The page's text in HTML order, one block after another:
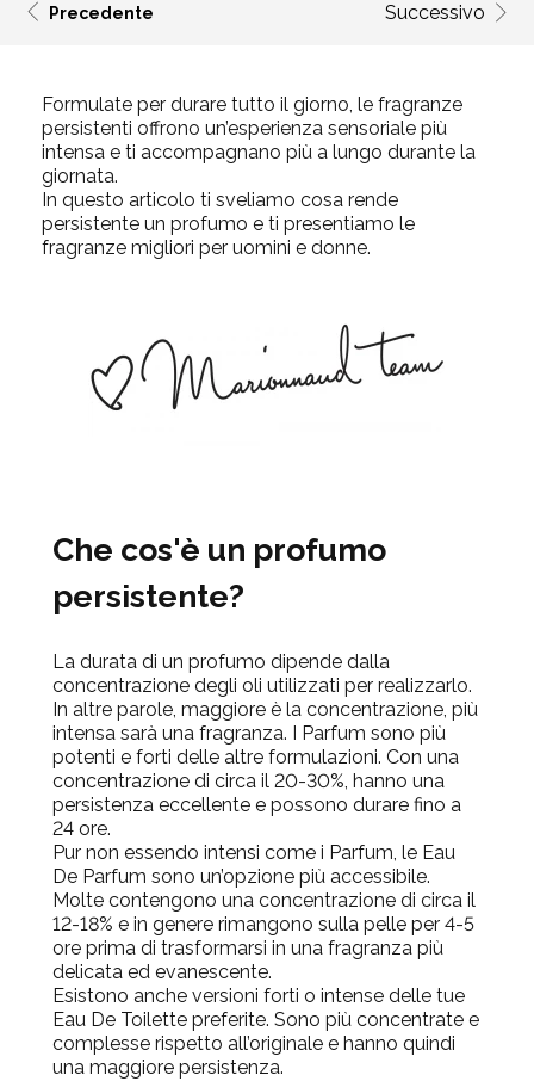
Precedente Successivo
Formulate per durare tutto il giorno, le fragranze
persistenti offrono un’esperienza sensoriale più
intensa e ti accompagnano più a lungo durante la
giornata.
In questo articolo ti sveliamo cosa rende
persistente un profumo e ti presentiamo le
fragranze migliori per uomini e donne.
Che cos'è un profumo
persistente?
La durata di un profumo dipende dalla
concentrazione degli oli utilizzati per realizzarlo.
In altre parole, maggiore è la concentrazione, più
intensa sarà una fragranza. I Parfum sono più
potenti e forti delle altre formulazioni. Con una
concentrazione di circa il 20-30%, hanno una
persistenza eccellente e possono durare fino a
24 ore.
Pur non essendo intensi come i Parfum, le Eau
De Parfum sono un’opzione più accessibile.
Molte contengono una concentrazione di circa il
12-18% e in genere rimangono sulla pelle per 4-5
ore prima di trasformarsi in una fragranza più
delicata ed evanescente.
Esistono anche versioni forti o intense delle tue
Eau De Toilette preferite. Sono più concentrate e
complesse rispetto all’originale e hanno quindi
una maggiore persistenza.